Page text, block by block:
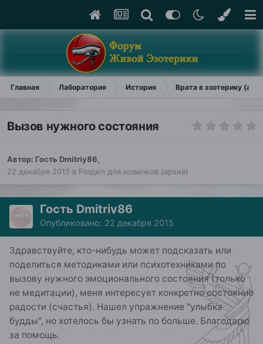
Главная Лаборатория История Врата в эзотерику
Вызов нужного состояния
Автор: Гость Dmitriy86,
22 декабря 2015 в Раздел для новичков (архив)
Гость Dmitriy86
Опубликовано: 22 декабря 2015
Здравствуйте, кто-нибудь может подсказать или
поделиться методиками или психотехниками по
вызову нужного эмоционального состояния (только
не медитации), меня интересует конкретно состояние
радости (счастья). Нашел упражнение "улыбка
будды", но хотелось бы узнать по больше. Благодарю
за помощь.